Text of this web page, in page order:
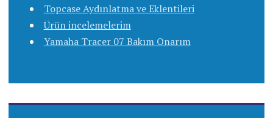
Topcase Aydınlatma ve Eklentileri
Ürün incelemelerim
Yamaha Tracer 07 Bakım Onarım